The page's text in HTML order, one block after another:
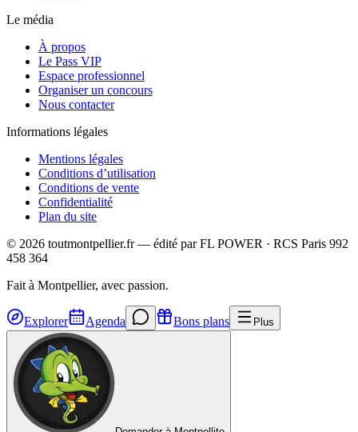
Le média
À propos
Le Pass VIP
Espace professionnel
Organiser un concours
Nous contacter
Informations légales
Mentions légales
Conditions d’utilisation
Conditions de vente
Confidentialité
Plan du site
© 2026 toutmontpellier.fr — édité parFL POWER · RCS Paris 992
458 364
Fait à Montpellier, avec passion.
Explorer Agenda Bons plans Plus